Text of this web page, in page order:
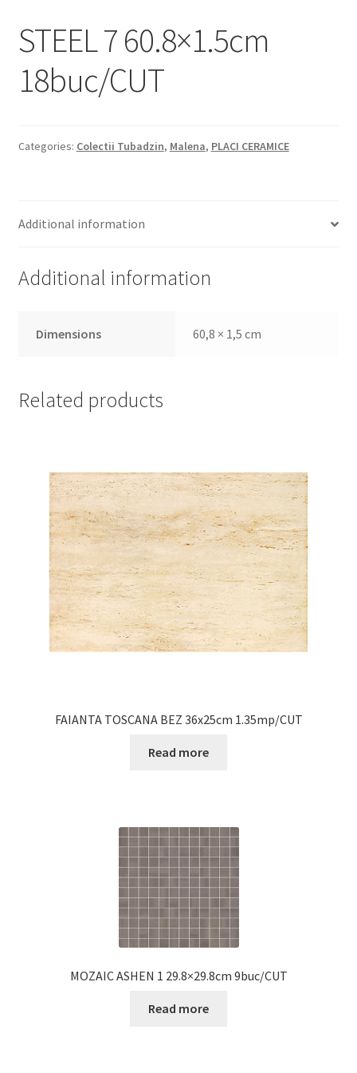
Plata si Livrare
Politică de confidențialitate
Magazin
STEEL 7 60.8×1.5cm
18buc/CUT
Categories: Colectii Tubadzin, Malena, PLACI CERAMICE
Additional information
Additional information
Dimensions 60,8 × 1,5 cm
Related products
FAIANTA TOSCANA BEZ 36x25cm 1.35mp/CUT
Read more
MOZAIC ASHEN 1 29.8×29.8cm 9buc/CUT
Read more